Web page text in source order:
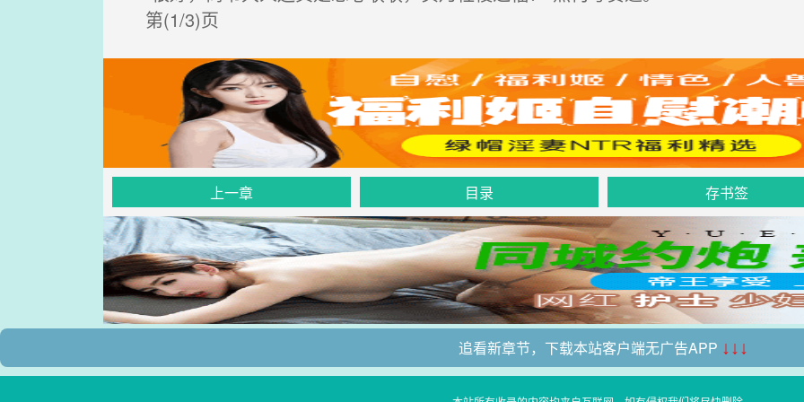
第(1/3)页
上一章 目录 存书签
追看新章节，下载本站客户端无广告APP ↓↓↓